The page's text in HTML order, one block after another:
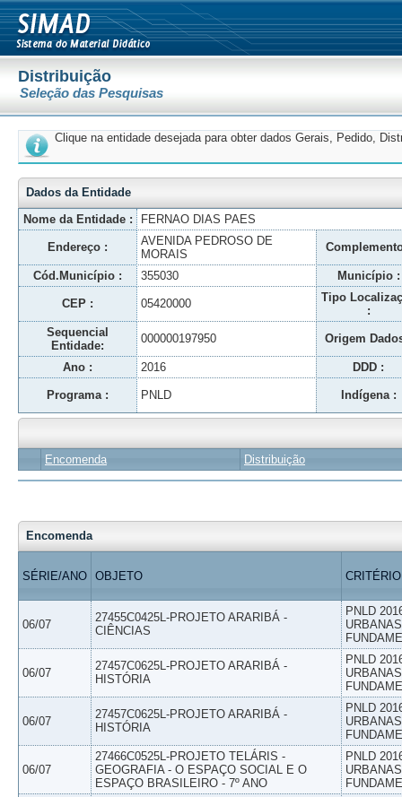
Distribuição
Seleção das Pesquisas
Clique na entidade desejada para obter dados Gerais, Pedido,
Dados da Entidade
Nome da Entidade :
FERNAO DIAS PAES
Endereço :
AVENIDA PEDROSO DE
MORAIS
Cód.Município : 355030 Município :
CEP : 05420000
Tipo
:
Sequencial
Entidade:
000000197950 Origem
Ano : 2016 DDD :
Programa : PNLD Indígena :
Encomenda Distribuição
Encomenda
SÉRIE/ANO OBJETO CRITÉRIO
06/07
27455C0425L-PROJETO ARARIBÁ -
CIÊNCIAS
PNLD
06/07
27457C0625L-PROJETO ARARIBÁ -
HISTÓRIA
PNLD
06/07
27457C0625L-PROJETO ARARIBÁ -
HISTÓRIA
PNLD
06/07
27466C0525L-PROJETO TELÁRIS -
GEOGRAFIA - O ESPAÇO SOCIAL E O
ESPAÇO BRASILEIRO - 7º ANO
PNLD